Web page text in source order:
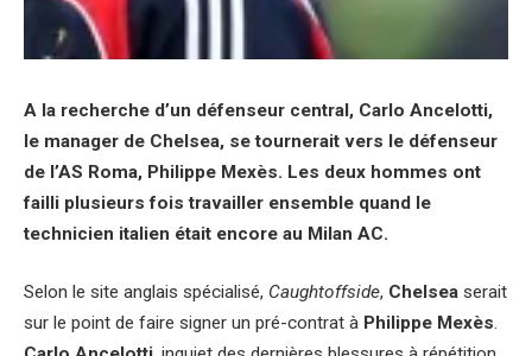
A la recherche d’un défenseur central, Carlo Ancelotti,
le manager de Chelsea, se tournerait vers le défenseur
de l’AS Roma, Philippe Mexès. Les deux hommes ont
failli plusieurs fois travailler ensemble quand le
technicien italien était encore au Milan AC.
Selon le site anglais spécialisé, Caughtoffside, Chelsea serait
sur le point de faire signer un pré-contrat à Philippe Mexès.